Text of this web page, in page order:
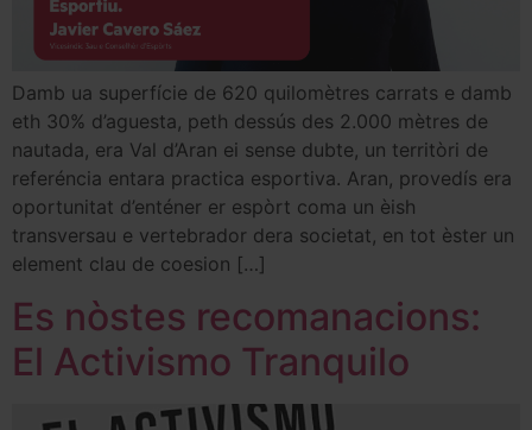
Damb ua superfície de 620 quilomètres carrats e damb
eth 30% d’aguesta, peth dessús des 2.000 mètres de
nautada, era Val d’Aran ei sense dubte, un territòri de
referéncia entara practica esportiva. Aran, provedís era
oportunitat d’enténer er espòrt coma un èish
transversau e vertebrador dera societat, en tot èster un
element clau de coesion […]
Es nòstes recomanacions:
El Activismo Tranquilo